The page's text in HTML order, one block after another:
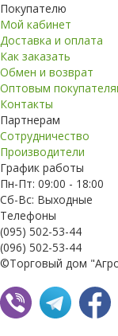
Покупателю
Мой кабинет
Доставка и оплата
Как заказать
Обмен и возврат
Оптовым
Контакты
Партнерам
Сотрудничество
Производители
График работы
Пн-Пт: 09:00 - 18:00
Сб-Вс: Выходные
Телефоны
(095) 502-53-44
(096) 502-53-44
©Торговый дом